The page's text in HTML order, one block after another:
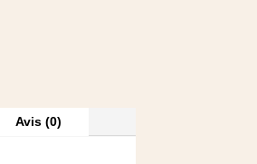
Avis (0)